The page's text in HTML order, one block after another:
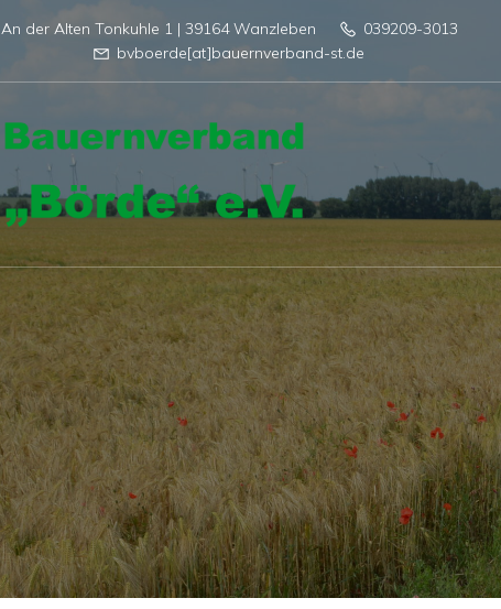
An der Alten Tonkuhle 1 | 39164 Wanzleben
039209-3013
bvboerde[at]bauernverband-st.de